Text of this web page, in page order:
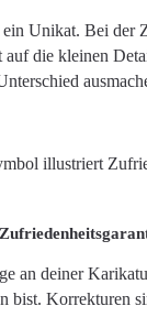
Unikat. Bei der
auf die kleinen
an deiner
bist. Korrekturen